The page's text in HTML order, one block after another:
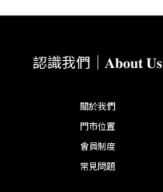
認識我們｜𝐀𝐛𝐨𝐮𝐭 𝐔𝐬
關於我們
門市位置
會員制度
常見問題